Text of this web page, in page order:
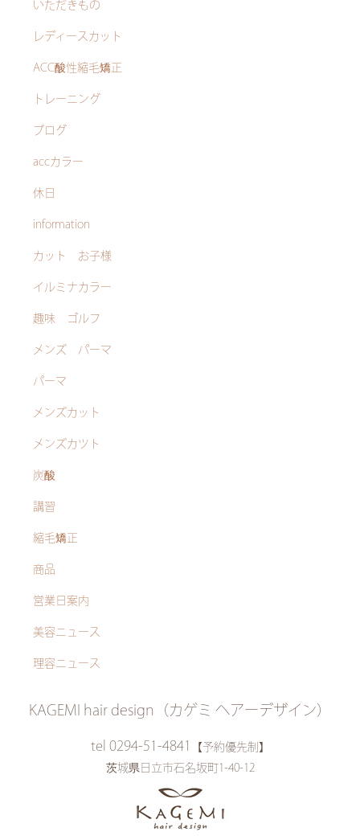
いただきもの
レディースカット
ACC酸性縮毛矯正
トレーニング
ブログ
accカラー
休日
information
カット お子様
イルミナカラー
趣味 ゴルフ
メンズ パーマ
パーマ
メンズカット
メンズカツト
炭酸
講習
縮毛矯正
商品
営業日案内
美容ニュース
理容ニュース
KAGEMI hair design（カゲミ ヘアーデザイン）
tel 0294-51-4841
【予約優先制】
茨城県日立市石名坂町1-40-12